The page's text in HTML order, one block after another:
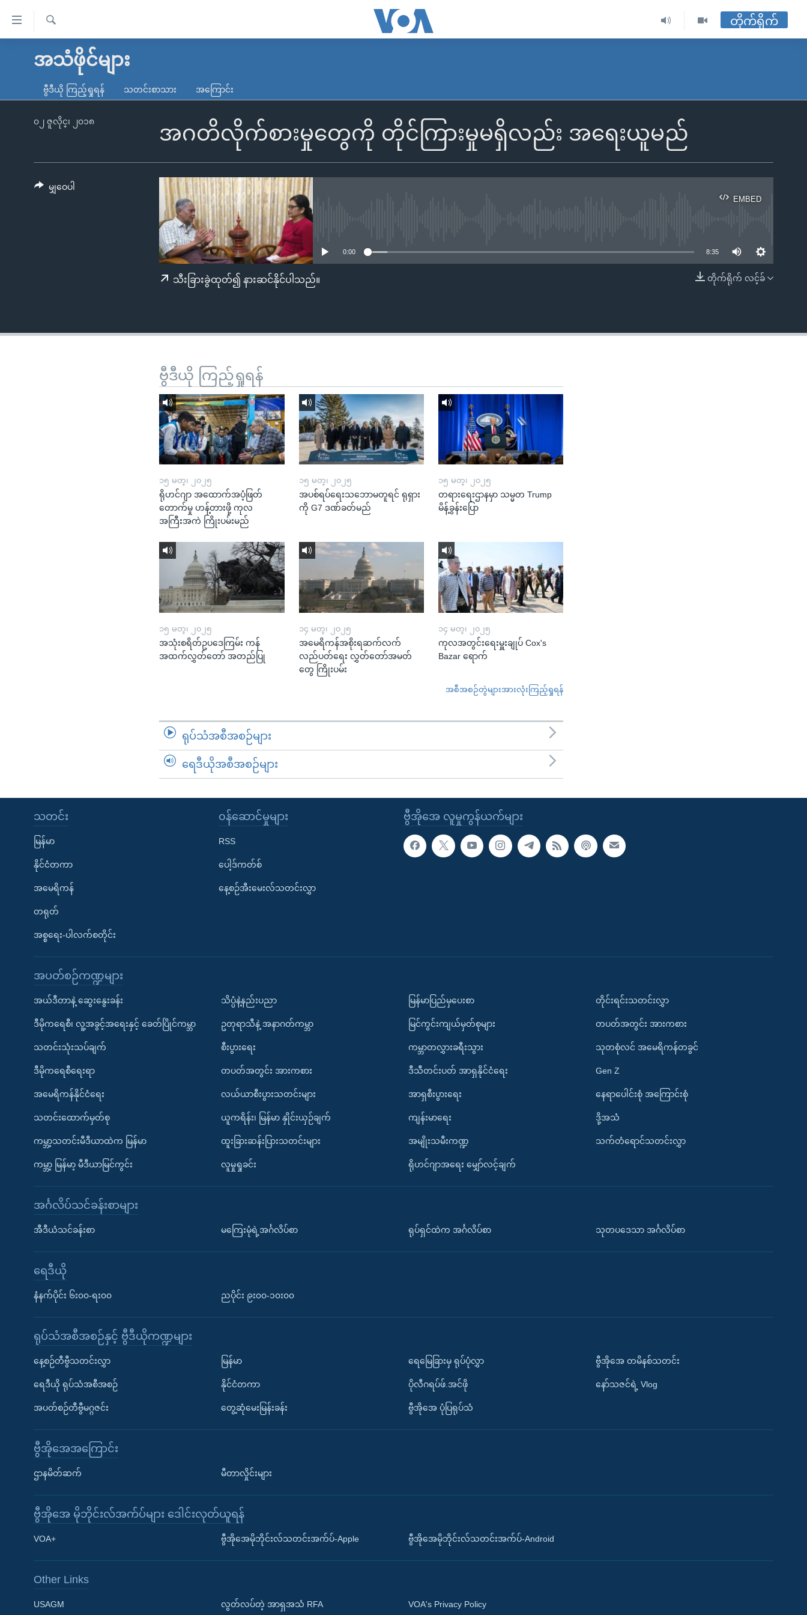
လွယ်ကူ
သည့်
ကျော်
မူလစာမျက်နှာ
ကမ္ဘာ့သတင်းများ
နိုင်ငံတကာ
တရုတ်
အစ္စရေး-ပါလက်စတိုင်း
ရပ်ဝန်းတခု လမ်းတခု အလွန်
အင်္ဂလိပ်စာလေ့လာမယ်
Learning English
ရ
တိုက်ရိုက်
အသံဖိုင်များ
ဗွီဒီယို ကြည့်ရှုရန် သတင်းစာသား အကြောင်း
အဂတိလိုက်စားမှုတွေကို တိုင်ကြားမှုမရှိလည်း အရေးယူမည်
၀၂ ဇူလိုင္၊ ၂၀၁၈
EMBED
EMBED
0:00 8:35
တိုက်ရိုက် လင့်ခ်
သီးခြားခွဲထုတ်၍ နားဆင်နိုင်ပါသည်။
မျှဝေပါ
ဗွီဒီယို ကြည့်ရှုရန်
၁၅ မတ္၊ ၂၀၂၅
ရိုဟင်ဂျာ အထောက်အပံ့ဖြတ်
တောက်မှု ဟန့်တားဖို့ ကုလ
အကြီးအကဲ ကြိုးပမ်းမည်
၁၅ မတ္၊ ၂၀၂၅
အပစ်ရပ်ရေးသဘောမတူရင် ရုရှား
ကို G7 ဒဏ်ခတ်မည်
၁၅ မတ္၊ ၂၀၂၅
တရားရေးဌာနမှာ သမ္မတ Trump
မိန့်ခွန်းပြော
၁၅ မတ္၊ ၂၀၂၅
အသုံးစရိတ်ဥပဒေကြမ်း ကန်
အထက်လွှတ်တော် အတည်ပြု
၁၄ မတ္၊ ၂၀၂၅
အမေရိကန်အစိုးရဆက်လက်
လည်ပတ်ရေး လွှတ်တော်အမတ်
တွေ ကြိုးပမ်း
၁၄ မတ္၊ ၂၀၂၅
ကုလအတွင်းရေးမှူးချုပ် Cox's
Bazar ရောက်
အစီအစဉ်တွဲများအားလုံးကြည့်ရှုရန်
ရုပ်သံအစီအစဉ်များ
ရေဒီယိုအစီအစဉ်များ
ဗွီအိုအေ လူမှုကွန်ယက်များ
သတင်း
မြန်မာ
နိုင်ငံတကာ
အမေရိကန်
တရုတ်
အစ္စရေး-ပါလက်စတိုင်း
၀န်ဆောင်မှုများ
RSS
ပေါ့ဒ်ကတ်စ်
နေ့စဉ်အီးမေးလ်သတင်းလွှာ
အပတ်စဉ်ကဏ္ဍများ
အယ်ဒီတာနဲ့ ဆွေးနွေးခန်း
ဒီမိုကရေစီ၊ လူ့အခွင့်အရေးနှင့် ခေတ်ပြိုင်ကမ္ဘာ
သတင်းသုံးသပ်ချက်
ဒီမိုကရေစီရေးရာ
အမေရိကန်နိုင်ငံရေး
သတင်းထောက်မှတ်စု
ကမ္ဘာ့သတင်းမီဒီယာထဲက မြန်မာ
ကမ္ဘာ့ မြန်မာ့ မီဒီယာမြင်ကွင်း
သိပ္ပံနဲ့နည်းပညာ
ဥတုရာသီနဲ့ အနာဂတ်ကမ္ဘာ
စီးပွားရေး
တပတ်အတွင်း အားကစား
လယ်ယာစီးပွားသတင်းများ
ယူကရိန်း၊ မြန်မာ နှိုင်းယှဉ်ချက်
ထူးခြားဆန်းပြားသတင်းများ
လူမှုရှုခင်း
မြန်မာပြည်မှပေးစာ
မြင်ကွင်းကျယ်မှတ်စုများ
ကမ္ဘာတလွှားခရီးသွား
ဒီသီတင်းပတ် အာရှနိုင်ငံရေး
အာရှစီးပွားရေး
ကျန်းမာရေး
အမျိုးသမီးကဏ္ဍ
ရိုဟင်ဂျာအရေး မျှော်လင့်ချက်
တိုင်းရင်းသတင်းလွှာ
တပတ်အတွင်း အားကစား
သုတစုံလင် အမေရိကန်တခွင်
Gen Z
နေရာပေါင်းစုံ အကြောင်းစုံ
ဒို့အသံ
သက်တံရောင်သတင်းလွှာ
အင်္ဂလိပ်သင်ခန်းစာများ
အီဒီယံသင်ခန်းစာ မကြေးမုံရဲ့အင်္ဂလိပ်စာ ရုပ်ရှင်ထဲက အင်္ဂလိပ်စာ သုတပဒေသာ အင်္ဂလိပ်စာ
ရေဒီယို
နံနက်ပိုင်း ၆း၀၀-ရး၀၀ ညပိုင်း ၉း၀၀-၁၀း၀၀
ရုပ်သံအစီအစဉ်နှင့် ဗွီဒီယိုကဏ္ဍများ
နေ့စဉ်တီဗွီသတင်းလွှာ
ရေဒီယို ရုပ်သံအစီအစဉ်
အပတ်စဉ်တီဗွီမဂ္ဂဇင်း
မြန်မာ
နိုင်ငံတကာ
တွေ့ဆုံမေးမြန်းခန်း
ရေမြေခြားမှ ရုပ်ပုံလွှာ
ပိုလီဂရပ်ဖ်.အင်ဖို
ဗွီအိုအေ ပုံပြရုပ်သံ
ဗွီအိုအေ တမိနစ်သတင်း
နော်သဇင်ရဲ့ Vlog
ဗွီအိုအေအကြောင်း
ဌာနမိတ်ဆက် မီတာလှိုင်းများ
ဗွီအိုအေ မိုဘိုင်းလ်အက်ပ်များ ဒေါင်းလုတ်ယူရန်
VOA+ ဗွီအိုအေမိုဘိုင်းလ်သတင်းအက်ပ်-Apple ဗွီအိုအေမိုဘိုင်းလ်သတင်းအက်ပ်-Android
Other Links
USAGM လွတ်လပ်တဲ့ အာရှအသံ RFA VOA's Privacy Policy